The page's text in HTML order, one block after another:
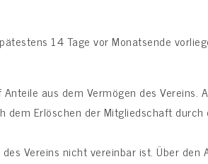
14 Tage vor Monatsende
aus dem Vermögen des Vereins.
Erlöschen der Mitgliedschaft
Vereins nicht vereinbar ist. Über